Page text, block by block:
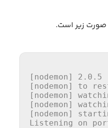
زیر است.
[nodemon] 2.0.5
[nodemon] to
[nodemon]
[nodemon]
[nodemon]
Listening on